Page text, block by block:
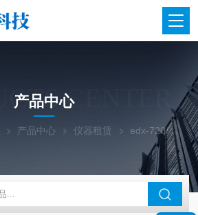
CENTER
产品中心
产品中心 仪器租赁 edx-720/GP/LE出租租赁